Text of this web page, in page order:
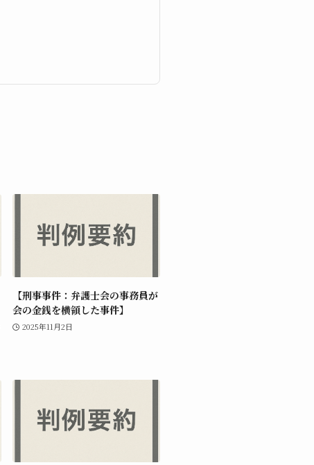
【刑事事件：弁護士会の事務員が
会の金銭を横領した事件】
2025年11月2日